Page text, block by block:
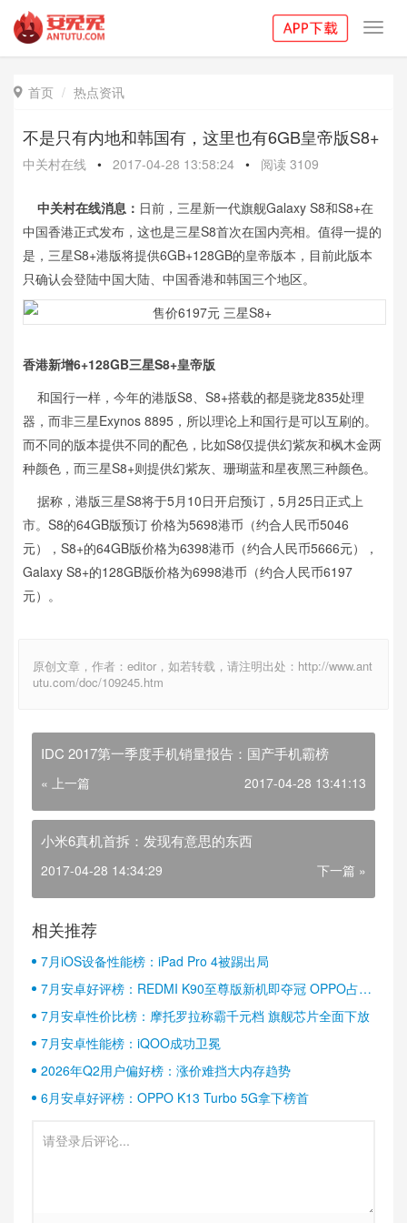
 首页 热点资讯
不是只有内地和韩国有，这里也有6GB皇帝版S8+
中关村在线 • 2017-04-28 13:58:24 • 阅读 3109
中关村在线消息： 日前，三星新一代旗舰Galaxy S8和S8+在
中国香港正式发布，这也是三星S8首次在国内亮相。值得一提的
是，三星S8+港版将提供6GB+128GB的皇帝版本，目前此版本
只确认会登陆中国大陆、中国香港和韩国三个地区。
香港新增6+128GB三星S8+皇帝版
和国行一样，今年的港版S8、S8+搭载的都是骁龙835处理
器，而非三星Exynos 8895，所以理论上和国行是可以互刷的。
而不同的版本提供不同的配色，比如S8仅提供幻紫灰和枫木金两
种颜色，而三星S8+则提供幻紫灰、珊瑚蓝和星夜黑三种颜色。
据称，港版三星S8将于5月10日开启预订，5月25日正式上
市。S8的64GB版预订 价格为5698港币（约合人民币5046
元），S8+的64GB版价格为6398港币（约合人民币5666元），
Galaxy S8+的128GB版价格为6998港币（约合人民币6197
元）。
原创文章，作者：editor，如若转载，请注明出处：http://www.ant
utu.com/doc/109245.htm
IDC 2017第一季度手机销量报告：国产手机霸榜
« 上一篇 2017-04-28 13:41:13
小米6真机首拆：发现有意思的东西
2017-04-28 14:34:29 下一篇 »
相关推荐
7月iOS设备性能榜：iPad Pro 4被踢出局
7月安卓好评榜：REDMI K90至尊版新机即夺冠 OPPO占据
半壁江山
7月安卓性价比榜：摩托罗拉称霸千元档 旗舰芯片全面下放
7月安卓性能榜：iQOO成功卫冕
2026年Q2用户偏好榜：涨价难挡大内存趋势
6月安卓好评榜：OPPO K13 Turbo 5G拿下榜首